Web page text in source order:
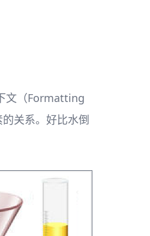
文（Formatting
关系。好比水倒